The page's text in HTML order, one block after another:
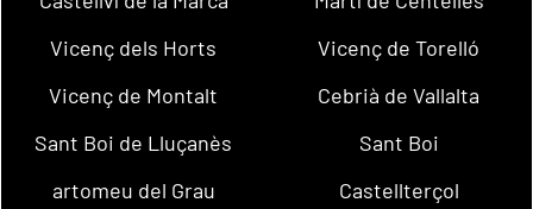
Vicenç dels Horts
Vicenç de Torelló
Vicenç de Montalt
Cebrià de Vallalta
Sant Boi de Lluçanès
Sant Boi
artomeu del Grau
Castellterçol